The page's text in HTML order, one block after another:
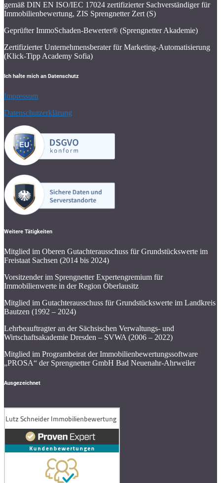
gemäß DIN EN ISO/IEC 17024 zertifizierter Sachverständiger für
Immobilienbewertung, ZIS Sprengnetter Zert (S)
Geprüfter ImmoSchaden-Bewerter® (Sprengnetter Akademie)
Zertifizierter Unternehmensberater für Marketing-Automatisierung
(Klick-Tipp Academy Sofia)
Ich halte mich an Datenschutz
Impressum
Datenschutzerklärung
Weitere Tätigkeiten
Mitglied im Oberen Gutachterausschuss für Grundstückswerte im
Freistaat Sachsen (2014 bis 2024)
Vorsitzender im Sprengnetter Expertengremium für
Immobilienwerte in der Region Oberlausitz
Mitglied im Gutachterausschuss für Grundstückswerte im Landkreis
Bautzen (1992 – 2024)
Lehrbeauftragter an der Sächsischen Verwaltungs- und
Wirtschaftsakademie Dresden – SVWA (2006 – 2022)
Mitglied im Programbeirat der Immobilienbewertungssoftware
„PROSA“ der Sprengnetter GmbH Bad Neuenahr-Ahrweiler
Ausgezeichnet